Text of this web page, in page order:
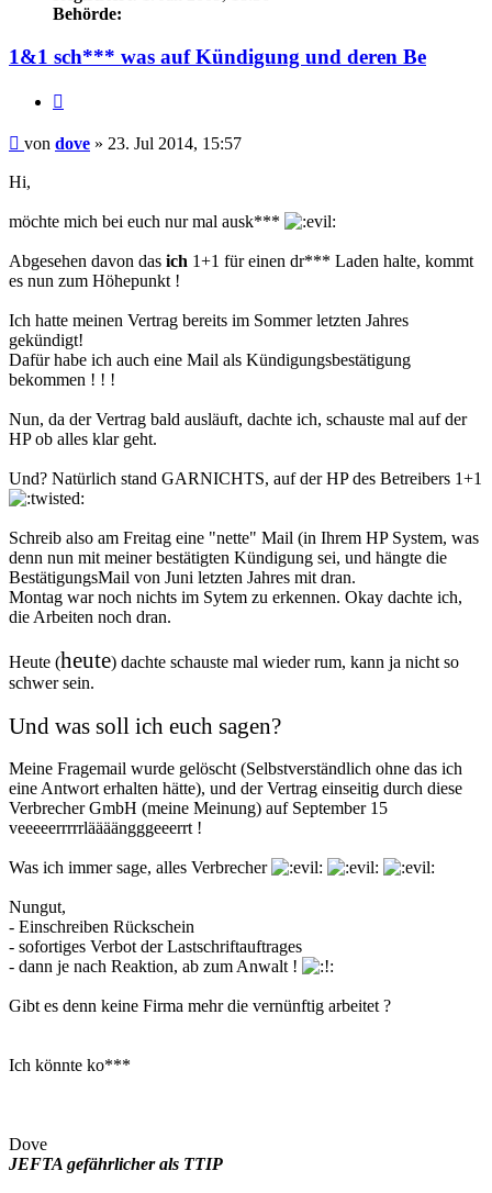
Behörde:
1&1 sch*** was auf Kündigung und deren Be
Beitrag
von dove » 23. Jul 2014, 15:57
Hi,
möchte mich bei euch nur mal ausk***
Abgesehen davon das ich 1+1 für einen dr*** Laden halte, kommt
es nun zum Höhepunkt !
Ich hatte meinen Vertrag bereits im Sommer letzten Jahres
gekündigt!
Dafür habe ich auch eine Mail als Kündigungsbestätigung
bekommen ! ! !
Nun, da der Vertrag bald ausläuft, dachte ich, schauste mal auf der
HP ob alles klar geht.
Und? Natürlich stand GARNICHTS, auf der HP des Betreibers 1+1
Schreib also am Freitag eine "nette" Mail (in Ihrem HP System, was
denn nun mit meiner bestätigten Kündigung sei, und hängte die
BestätigungsMail von Juni letzten Jahres mit dran.
Montag war noch nichts im Sytem zu erkennen. Okay dachte ich,
die Arbeiten noch dran.
Heute (heute) dachte schauste mal wieder rum, kann ja nicht so
schwer sein.
Und was soll ich euch sagen?
Meine Fragemail wurde gelöscht (Selbstverständlich ohne das ich
eine Antwort erhalten hätte), und der Vertrag einseitig durch diese
Verbrecher GmbH (meine Meinung) auf September 15
veeeeerrrrrläääängggeeerrt !
Was ich immer sage, alles Verbrecher
Nungut,
- Einschreiben Rückschein
- sofortiges Verbot der Lastschriftauftrages
- dann je nach Reaktion, ab zum Anwalt !
Gibt es denn keine Firma mehr die vernünftig arbeitet ?
Ich könnte ko***
Dove
JEFTA gefährlicher als TTIP